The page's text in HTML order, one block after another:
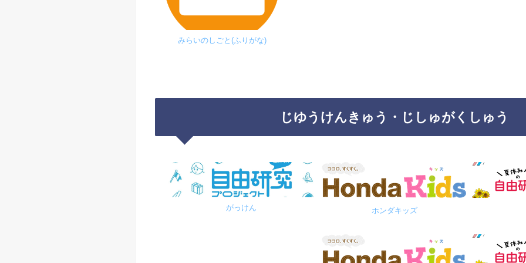
みらいのしごと(ふりがな)
じゆうけんきゅう・じしゅがくしゅう
がっけん ホンダキッズ